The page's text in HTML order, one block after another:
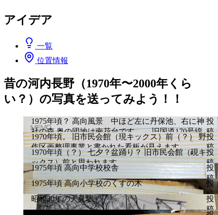
アイデア
一覧
位置情報
昔の河内長野（1970年〜2000年くら
い？）の写真を送ってみよう！！
1975年頃？ 高向風景 中ほど左に丹保池、右に神
社の森 奥の団地は南花台です。 旧国道170号線
（水落〜清崎バス停の間）から。
作成日
2025年1月18日
(2025年1月18日編集済み)
投
稿
者
い
1970年頃。 旧市民会館（現キックス）前（？） 野
作区画整理事業と書かれた看板が見えます。
作成日
2025年1月18日
(2025年1月18日編集済み)
投
稿
者
1970年頃（？） 七夕？盆踊り？ 旧市民会館（現キ
ックス）前と思われます。
作成日
2025年1月18日
投
稿
者
1975年頃 高向中学校校舎
作成日
2025年1月18日
投
稿
者
1975年頃 高向小学校のくすの木
作成日
投
稿
者
昭和30年の天見駅
投
稿